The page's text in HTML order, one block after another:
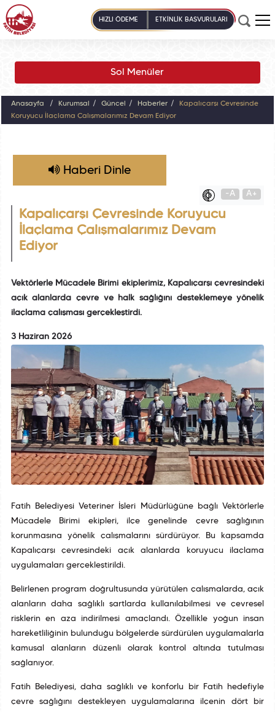
HIZLI ÖDEME ETKİNLİK BAŞVURULARI
Sol Menüler
Anasayfa Kurumsal Güncel Haberler
Kapalıçarşı Çevresinde
Koruyucu İlaçlama Çalışmalarımız Devam Ediyor
Haberi Dinle
-A A+
Kapalıçarşı Çevresinde Koruyucu
İlaçlama Çalışmalarımız Devam
Ediyor
Vektörlerle Mücadele Birimi ekiplerimiz, Kapalıçarşı çevresindeki
açık alanlarda çevre ve halk sağlığını desteklemeye yönelik
ilaçlama çalışması gerçekleştirdi.
3 Haziran 2026
Fatih Belediyesi Veteriner İşleri Müdürlüğüne bağlı Vektörlerle
Mücadele Birimi ekipleri, ilçe genelinde çevre sağlığının
korunmasına yönelik çalışmalarını sürdürüyor. Bu kapsamda
Kapalıçarşı çevresindeki açık alanlarda koruyucu ilaçlama
uygulamaları gerçekleştirildi.
Belirlenen program doğrultusunda yürütülen çalışmalarda, açık
alanların daha sağlıklı şartlarda kullanılabilmesi ve çevresel
risklerin en aza indirilmesi amaçlandı. Özellikle yoğun insan
hareketliliğinin bulunduğu bölgelerde sürdürülen uygulamalarla
kamusal alanların düzenli olarak kontrol altında tutulması
sağlanıyor.
Fatih Belediyesi, daha sağlıklı ve konforlu bir Fatih hedefiyle
çevre sağlığını destekleyen uygulamalarına ilçenin dört bir